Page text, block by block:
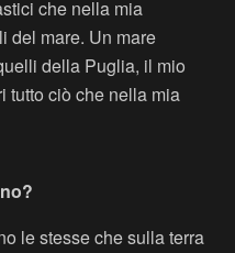
che nella mia
del mare. Un mare
della Puglia, il mio
tutto ciò che nella mia
le stesse che sulla terra